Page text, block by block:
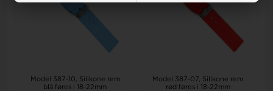
Model 387-10
Silikone rem
blå føres i 18-22mm
Model 387-07
Silikone rem
rød føres i 18-22mm